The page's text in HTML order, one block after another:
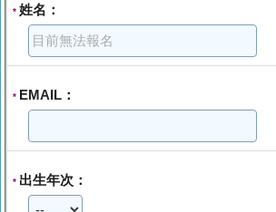
* 姓名：
* EMAIL：
* 出生年次：